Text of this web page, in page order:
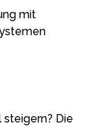
mit
Die